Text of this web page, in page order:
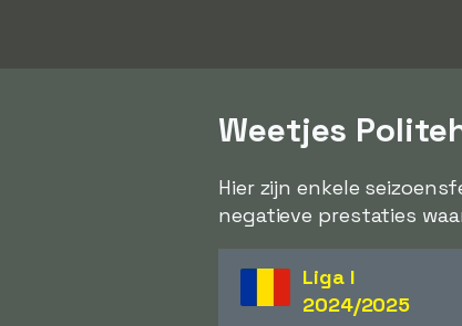
Weetjes
Hier zijn enkele
negatieve prestaties
Liga I
2024/2025